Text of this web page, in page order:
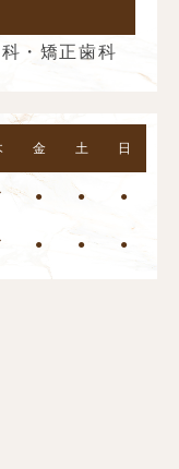
・矯正歯科
金 土 日
● ● ●
● ● ●